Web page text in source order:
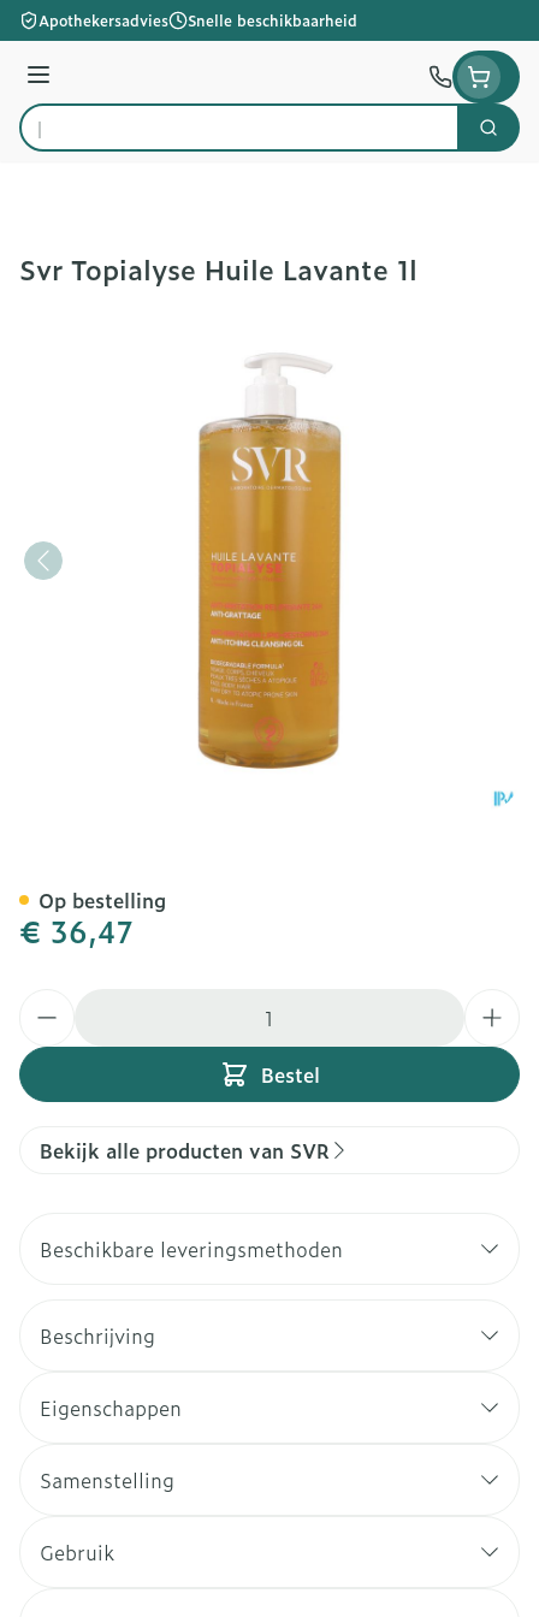
Ga naar de inhoud
Apothekersadvies Snelle beschikbaarheid
Menu
Product, merk, categorie...
Zoek
Svr Topialyse Huile Lavante 1l
€ 36,47
Bestel
Op bestelling
Bekijk alle producten van SVR
Beschikbare leveringsmethoden
Beschrijving
Eigenschappen
Samenstelling
Gebruik